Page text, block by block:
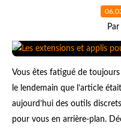
Vous êtes fatigué de
le lendemain que l’article
aujourd’hui des outils
pour vous en arrière-plan.